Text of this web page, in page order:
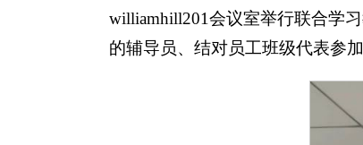
williamhill201会议室举行联合学
的辅导员、结对员工班级代表参